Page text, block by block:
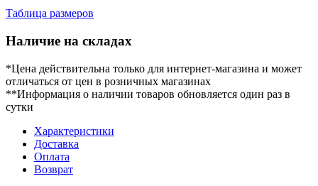
Таблица размеров
Наличие на складах
*Цена действительна только для интернет-магазина и может
отличаться от цен в розничных магазинах
**Информация о наличии товаров обновляется один раз в
сутки
Характеристики
Доставка
Оплата
Возврат